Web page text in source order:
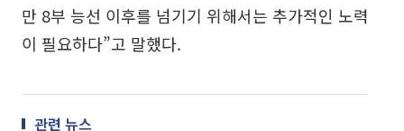
만 8부 능선 이후를 넘기기 위해서는 추가적인 노력
이 필요하다”고 말했다.
관련 뉴스